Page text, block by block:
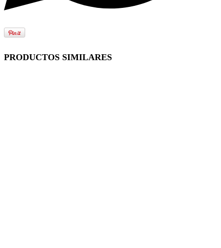
PRODUCTOS SIMILARES